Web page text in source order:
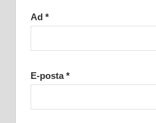
Ad *
E-posta*